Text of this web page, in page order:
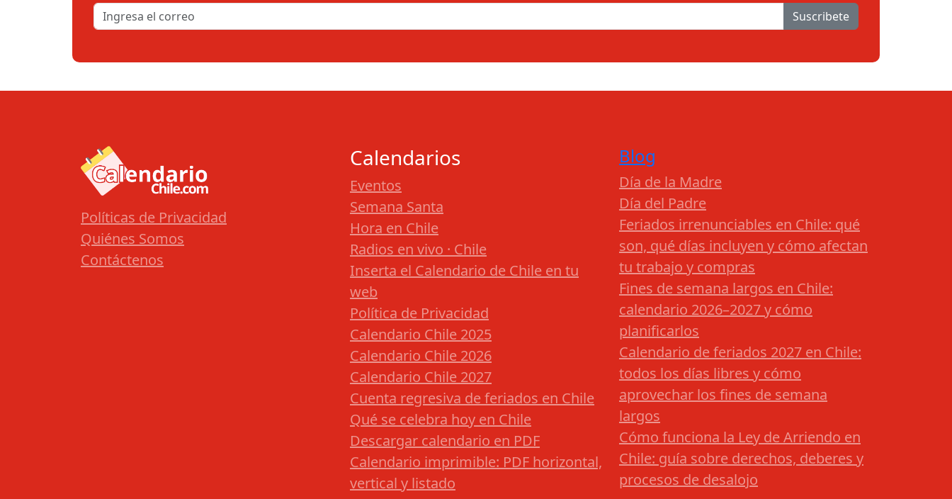
Suscribete
Políticas de Privacidad
Quiénes Somos
Contáctenos
Calendarios
Eventos
Semana Santa
Hora en Chile
Radios en vivo · Chile
Inserta el Calendario de Chile en tu
web
Política de Privacidad
Calendario Chile 2025
Calendario Chile 2026
Calendario Chile 2027
Cuenta regresiva de feriados en Chile
Qué se celebra hoy en Chile
Descargar calendario en PDF
Calendario imprimible: PDF horizontal,
vertical y listado
Blog
Día de la Madre
Día del Padre
Feriados irrenunciables en Chile: qué
son, qué días incluyen y cómo afectan
tu trabajo y compras
Fines de semana largos en Chile:
calendario 2026–2027 y cómo
planificarlos
Calendario de feriados 2027 en Chile:
todos los días libres y cómo
aprovechar los fines de semana
largos
Cómo funciona la Ley de Arriendo en
Chile: guía sobre derechos, deberes y
procesos de desalojo